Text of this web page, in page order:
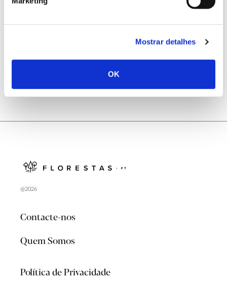
Mostrar detalhes
OK
25.06.2026
Natureza e florestas procuram jovens voluntários
@2026
Contacte-nos
Quem Somos
Política de Privacidade